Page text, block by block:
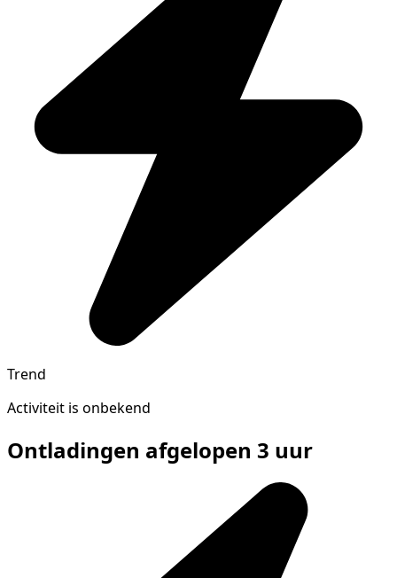
Trend
Activiteit is onbekend
Ontladingen afgelopen 3 uur